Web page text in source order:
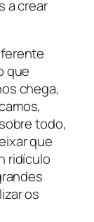
a crear
que
chega,
todo,
que
ridículo
os